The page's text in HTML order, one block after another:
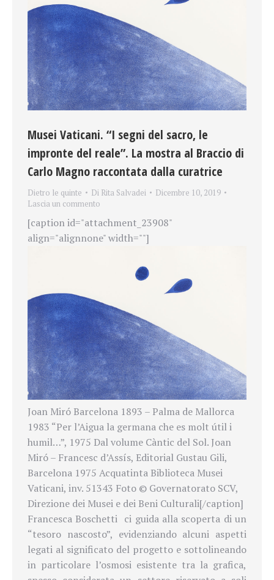
Musei Vaticani. “I segni del sacro, le
impronte del reale”. La mostra al Braccio di
Carlo Magno raccontata dalla curatrice
Dietro le quinte Di Rita Salvadei
Dicembre 10, 2019
Lascia un commento
[caption id="attachment_23908"
align="alignnone" width=""]
Joan Miró Barcelona 1893 – Palma de Mallorca
1983 “Per l’Aigua la germana che es molt útil i
humil…”, 1975 Dal volume Càntic del Sol. Joan
Miró – Francesc d’Assís, Editorial Gustau Gili,
Barcelona 1975 Acquatinta Biblioteca Musei
Vaticani, inv. 51343 Foto © Governatorato SCV,
Direzione dei Musei e dei Beni Culturali[/caption]
Francesca Boschetti ci guida alla scoperta di un
“tesoro nascosto”, evidenziando alcuni aspetti
legati al significato del progetto e sottolineando
in particolare l’osmosi esistente tra la grafica,